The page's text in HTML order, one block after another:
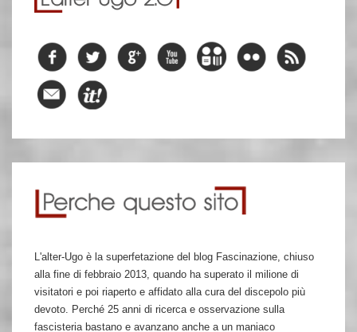
L'alter-Ugo è la superfetazione del blog Fascinazione, chiuso
alla fine di febbraio 2013, quando ha superato il milione di
visitatori e poi riaperto e affidato alla cura del discepolo più
devoto. Perché 25 anni di ricerca e osservazione sulla
fascisteria bastano e avanzano anche a un maniaco